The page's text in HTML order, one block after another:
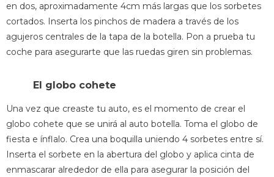
en dos, aproximadamente 4cm más largas que los sorbetes
cortados. Inserta los pinchos de madera a través de los
agujeros centrales de la tapa de la botella. Pon a prueba tu
coche para asegurarte que las ruedas giren sin problemas.
El globo cohete
Una vez que creaste tu auto, es el momento de crear el
globo cohete que se unirá al auto botella. Toma el globo de
fiesta e ínflalo. Crea una boquilla uniendo 4 sorbetes entre sí.
Inserta el sorbete en la abertura del globo y aplica cinta de
enmascarar alrededor de ella para asegurar la posición del